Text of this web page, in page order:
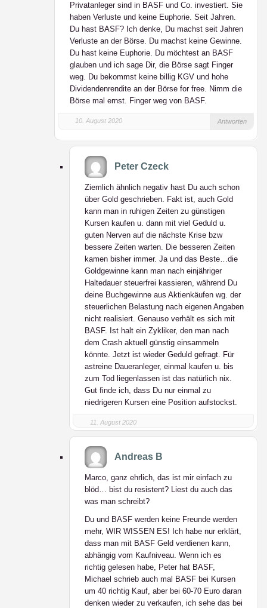
Privatanleger sind in BASF und Co. investiert. Sie
haben Verluste und keine Euphorie. Seit Jahren.
Du hast BASF? Ich denke, Du machst seit Jahren
Verluste an der Börse. Du machst keine Gewinne.
Du hast keine Euphorie. Du möchtest an BASF
glauben und ich sage Dir, die Börse sagt Finger
weg. Du bekommst keine billig KGV und hohe
Dividendenrendite an der Börse for free. Nimm die
Börse mal ernst. Finger weg von BASF.
10. August 2020 Antworten
Peter Czeck
Ziemlich ähnlich negativ hast Du auch schon
über Gold geschrieben. Fakt ist, auch Gold
kann man in ruhigen Zeiten zu günstigen
Kursen kaufen u. dann mit viel Geduld u.
guten Nerven auf die nächste Krise bzw
bessere Zeiten warten. Die besseren Zeiten
kamen bisher immer. Ja und das Beste…die
Goldgewinne kann man nach einjähriger
Haltedauer steuerfrei kassieren, während Du
deine Buchgewinne aus Aktienkäufen wg. der
steuerlichen Belastung nach eigenen Angaben
nicht realisiert. Genauso verhält es sich mit
BASF. Ist halt ein Zykliker, den man nach
dem Crash aktuell günstig einsammeln
könnte. Jetzt ist wieder Geduld gefragt. Für
astreine Daueranleger, einmal kaufen u. bis
zum Tod liegenlassen ist das natürlich nix.
Gut finde ich, dass Du nur einmal zu
niedrigeren Kursen eine Position aufstockst.
11. August 2020
Andreas B
Marco, ganz ehrlich, das ist mir einfach zu
blöd… bist du resistent? Liest du auch das
was man schreibt?
Du und BASF werden keine Freunde werden
mehr, WIR WISSEN ES! Ich habe nur erklärt,
dass man mit BASF Geld verdienen kann,
abhängig vom Kaufniveau. Wenn ich es
richtig gelesen habe, Peter hat BASF,
Michael schrieb auch mal BASF bei Kursen
um 40 richtig Kauf, aber bei 60-70 Euro daran
denken wieder zu verkaufen, ich sehe das bei